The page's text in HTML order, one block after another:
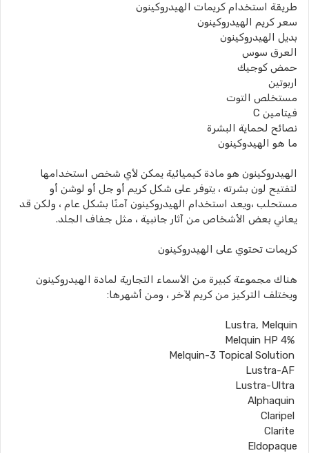
طريقة استخدام كريمات الهيدروكينون
سعر كريم الهيدروكينون
بديل الهيدروكينون
العرق سوس
حمض كوجيك
اربوتين
مستخلص التوت
فيتامين C
نصائح لحماية البشرة
ما هو الهيدوكينون
الهيدروكينون هو مادة كيميائية يمكن لأي شخص استخدامها
لتفتيح لون بشرته ، يتوفر على شكل كريم أو جل أو لوشن أو
مستحلب ،ويعد استخدام الهيدروكينون آمنًا بشكل عام ، ولكن قد
يعاني بعض الأشخاص من آثار جانبية ، مثل جفاف الجلد.
كريمات تحتوي على الهيدروكينون
هناك مجموعة كبيرة من الأسماء التجارية لمادة الهيدروكينون
ويختلف التركيز من كريم لآخر ، ومن أشهرها:
Lustra, Melquin
Eldopaque